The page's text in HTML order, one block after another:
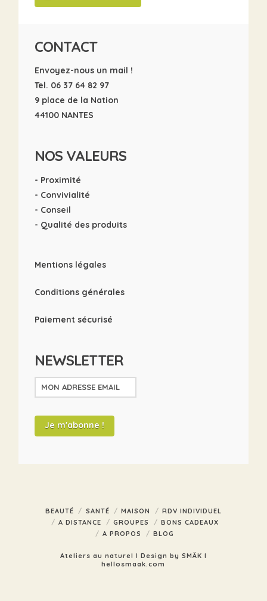
CONTACT
Envoyez-nous un mail !
Tel. 06 37 64 82 97
9 place de la Nation
44100 NANTES
NOS VALEURS
- Proximité
- Convivialité
- Conseil
- Qualité des produits
Mentions légales
Conditions générales
Paiement sécurisé
NEWSLETTER
BEAUTÉ SANTÉ MAISON
RDV INDIVIDUEL
A DISTANCE
GROUPES
BONS CADEAUX
A PROPOS
BLOG
Ateliers au naturel I Design by SMÄK I
hellosmaak.com